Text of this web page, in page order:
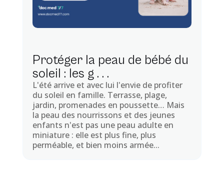
Protéger la peau de bébé du
soleil : les g . . .
L'été arrive et avec lui l'envie de profiter
du soleil en famille. Terrasse, plage,
jardin, promenades en poussette… Mais
la peau des nourrissons et des jeunes
enfants n'est pas une peau adulte en
miniature : elle est plus fine, plus
perméable, et bien moins armée...